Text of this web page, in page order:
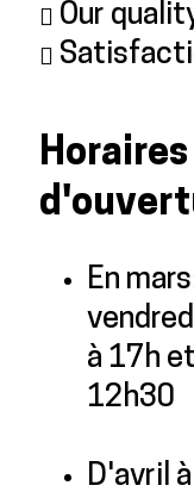
Our
En
à 17h
12h30
D'avril